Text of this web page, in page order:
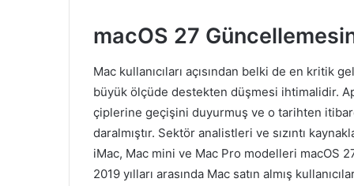
macOS 27
Mac kullanıcıları açısından belki de en kritik
büyük ölçüde destekten düşmesi ihtimalidir.
çiplerine geçişini duyurmuş ve o tarihten
daralmıştır. Sektör analistleri ve sızıntı
iMac, Mac mini ve Mac Pro modelleri macOS
2019 yılları arasında Mac satın almış